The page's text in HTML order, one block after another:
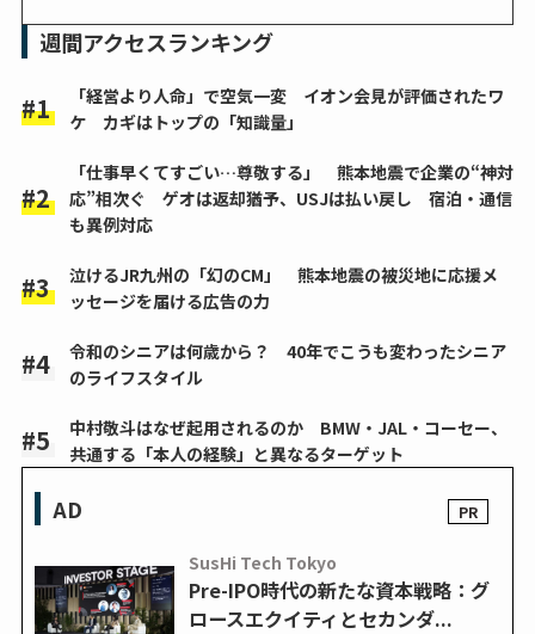
週間アクセスランキング
「経営より人命」で空気一変 イオン会見が評価されたワ
ケ カギはトップの「知識量」
「仕事早くてすごい…尊敬する」 熊本地震で企業の“神対
応”相次ぐ ゲオは返却猶予、USJは払い戻し 宿泊・通信
も異例対応
泣けるJR九州の「幻のCM」 熊本地震の被災地に応援メ
ッセージを届ける広告の力
令和のシニアは何歳から？ 40年でこうも変わったシニア
のライフスタイル
中村敬斗はなぜ起用されるのか BMW・JAL・コーセー、
共通する「本人の経験」と異なるターゲット
AD
SusHi Tech Tokyo
Pre-IPO時代の新たな資本戦略：グ
ロースエクイティとセカンダ...